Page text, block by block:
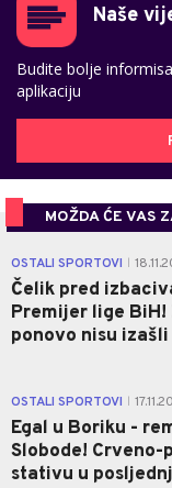
Naše
Budite bolje
aplikaciju
MOŽDA ĆE VAS
OSTALI SPORTOVI
Čelik pred
Premijer lige BiH!
ponovo nisu
OSTALI SPORTOVI
Egal u Boriku -
Slobode!
stativu u